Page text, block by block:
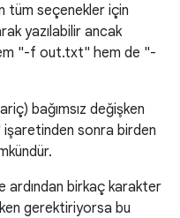
tüm seçenekler için
yazılabilir ancak
"-f out.txt" hem de "-
bağımsız değişken
sonra birden
ardından birkaç karakter
gerektiriyorsa bu